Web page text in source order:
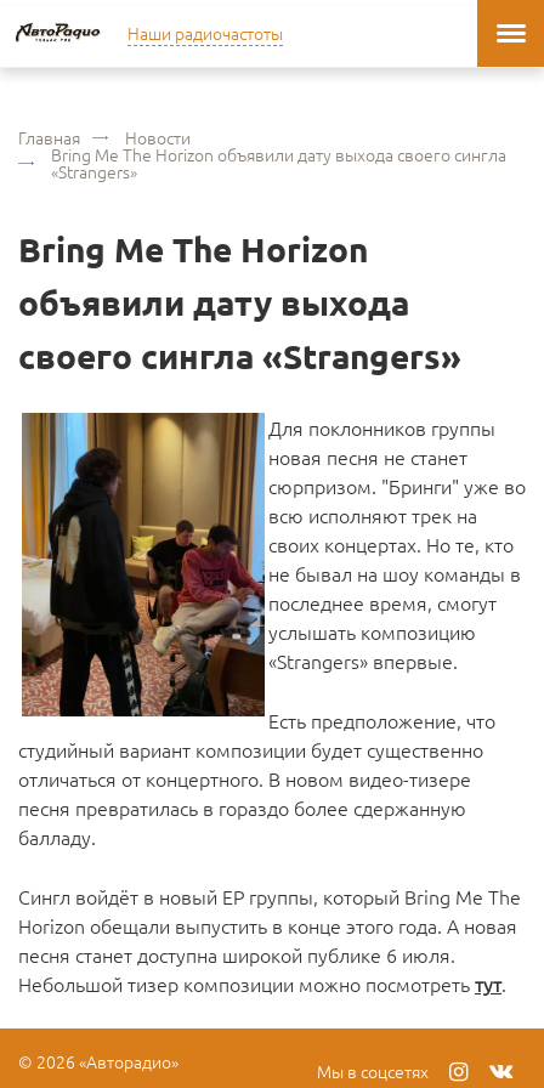
Наши радиочастоты
Главная Новости
Bring Me The Horizon объявили дату выхода своего сингла
«Strangers»
Bring Me The Horizon
объявили дату выхода
своего сингла «Strangers»
Для поклонников группы
новая песня не станет
сюрпризом. "Бринги" уже во
всю исполняют трек на
своих концертах. Но те, кто
не бывал на шоу команды в
последнее время, смогут
услышать композицию
«Strangers» впервые.
Есть предположение, что
студийный вариант композиции будет существенно
отличаться от концертного. В новом видео-тизере
песня превратилась в гораздо более сдержанную
балладу.
Сингл войдёт в новый EP группы, который Bring Me The
Horizon обещали выпустить в конце этого года. А новая
песня станет доступна широкой публике 6 июля.
Небольшой тизер композиции можно посмотретьтут.
© 2026 «Авторадио»
Мы в соцсетях